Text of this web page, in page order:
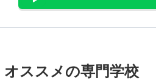
オススメの専門学校